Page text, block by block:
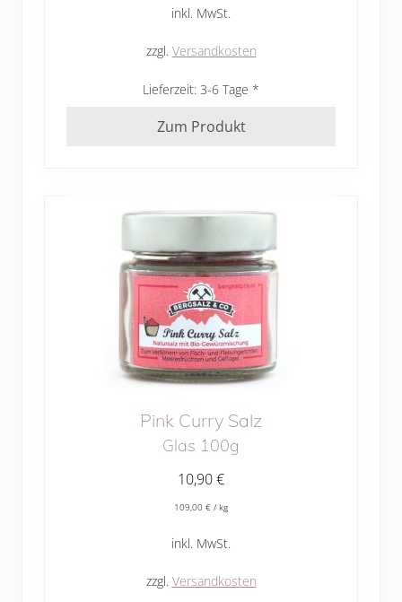
inkl. MwSt.
zzgl. Versandkosten
Lieferzeit: 3-6 Tage
Zum Produkt
Pink Curry Salz
Glas 100g
10,90€
109,00 € /kg
inkl. MwSt.
zzgl. Versandkosten